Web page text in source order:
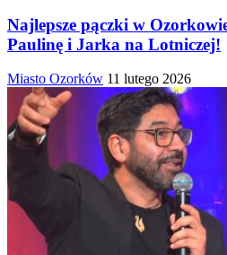
Najlepsze pączki w
Paulinę i Jarka na Lotniczej!
Miasto Ozorków 11 lutego 2026